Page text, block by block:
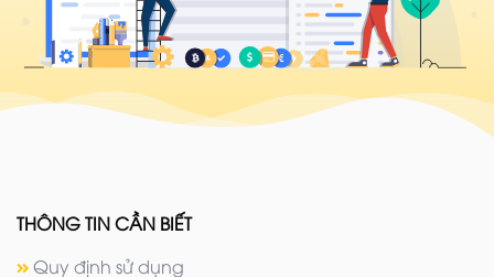
THÔNG TIN CẦN BIẾT
Quy định sử dụng